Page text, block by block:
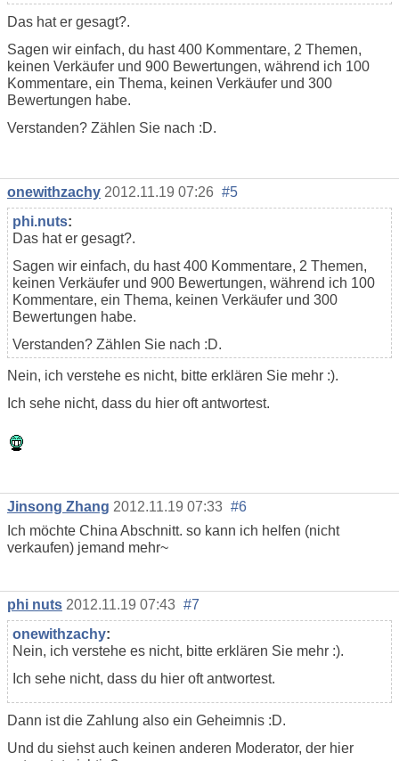
Das hat er gesagt?.
Sagen wir einfach, du hast 400 Kommentare, 2 Themen,
keinen Verkäufer und 900 Bewertungen, während ich 100
Kommentare, ein Thema, keinen Verkäufer und 300
Bewertungen habe.
Verstanden? Zählen Sie nach :D.
onewithzachy 2012.11.19 07:26 #5
phi.nuts:
Das hat er gesagt?.
Sagen wir einfach, du hast 400 Kommentare, 2 Themen,
keinen Verkäufer und 900 Bewertungen, während ich 100
Kommentare, ein Thema, keinen Verkäufer und 300
Bewertungen habe.
Verstanden? Zählen Sie nach :D.
Nein, ich verstehe es nicht, bitte erklären Sie mehr :).
Ich sehe nicht, dass du hier oft antwortest.
Jinsong Zhang 2012.11.19 07:33 #6
Ich möchte China Abschnitt. so kann ich helfen (nicht
verkaufen) jemand mehr~
phi nuts 2012.11.19 07:43 #7
onewithzachy:
Nein, ich verstehe es nicht, bitte erklären Sie mehr :).
Ich sehe nicht, dass du hier oft antwortest.
Dann ist die Zahlung also ein Geheimnis :D.
Und du siehst auch keinen anderen Moderator, der hier